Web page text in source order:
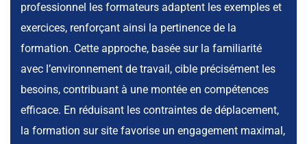
professionnel les formateurs adaptent les exemples et
exercices, renforçant ainsi la pertinence de la
formation. Cette approche, basée sur la familiarité
avec l’environnement de travail, cible précisément les
besoins, contribuant à une montée en compétences
efficace. En réduisant les contraintes de déplacement,
la formation sur site favorise un engagement maximal,